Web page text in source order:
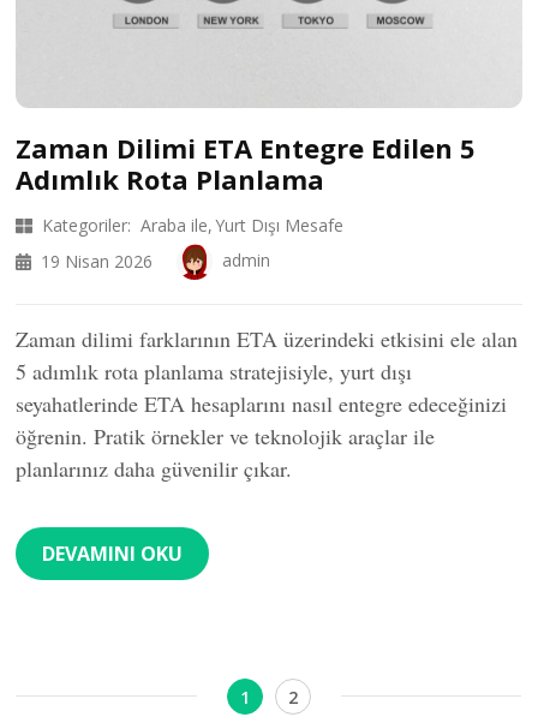
Zaman Dilimi ETA Entegre Edilen 5
Adımlık Rota Planlama
Kategoriler: Araba ile Yurt Dışı Mesafe
19 Nisan 2026
admin
Zaman dilimi farklarının ETA üzerindeki etkisini ele alan
5 adımlık rota planlama stratejisiyle, yurt dışı
seyahatlerinde ETA hesaplarını nasıl entegre edeceğinizi
öğrenin. Pratik örnekler ve teknolojik araçlar ile
planlarınız daha güvenilir çıkar.
DEVAMINI OKU
Yazı
Sayfa
1 Sayfa
2